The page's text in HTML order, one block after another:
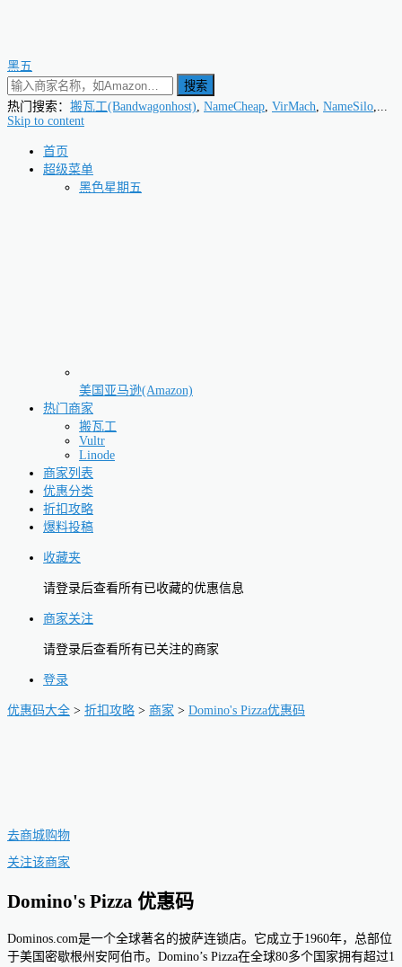
黑五
搜索
热门搜索： 搬瓦工(Bandwagonhost), NameCheap, VirMach, NameSilo,...
Skip to content
首页
超级菜单
黑色星期五
美国亚马逊(Amazon)
热门商家
搬瓦工
Vultr
Linode
商家列表
优惠分类
折扣攻略
爆料投稿
收藏夹
请登录后查看所有已收藏的优惠信息
商家关注
请登录后查看所有已关注的商家
登录
优惠码大全 > 折扣攻略 > 商家 > Domino's Pizza优惠码
去商城购物
关注该商家
Domino's Pizza 优惠码
Dominos.com是一个全球著名的披萨连锁店。它成立于1960年，总部位
于美国密歇根州安阿伯市。Domino’s Pizza在全球80多个国家拥有超过1